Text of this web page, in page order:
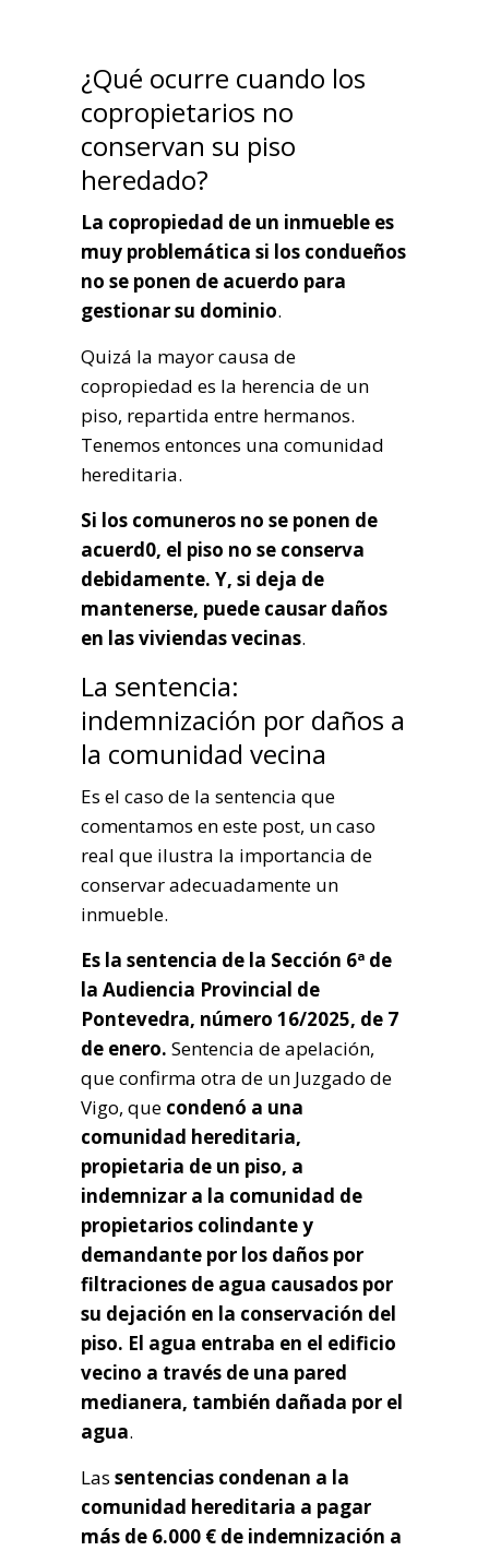
¿Qué ocurre cuando los
copropietarios no
conservan su piso
heredado?
La copropiedad de un inmueble es
muy problemática si los condueños
no se ponen de acuerdo para
gestionar su dominio.
Quizá la mayor causa de
copropiedad es la herencia de un
piso, repartida entre hermanos.
Tenemos entonces una comunidad
hereditaria.
Si los comuneros no se ponen de
acuerd0, el piso no se conserva
debidamente. Y, si deja de
mantenerse, puede causar daños
en las viviendas vecinas.
La sentencia:
indemnización por daños a
la comunidad vecina
Es el caso de la sentencia que
comentamos en este post, un caso
real que ilustra la importancia de
conservar adecuadamente un
inmueble.
Es la sentencia de la Sección 6ª de
la Audiencia Provincial de
Pontevedra, número 16/2025, de 7
de enero. Sentencia de apelación,
que confirma otra de un Juzgado de
Vigo, que condenó a una
comunidad hereditaria,
propietaria de un piso, a
indemnizar a la comunidad de
propietarios colindante y
demandante por los daños por
filtraciones de agua causados por
su dejación en la conservación del
piso. El agua entraba en el edificio
vecino a través de una pared
medianera, también dañada por el
agua.
Las sentencias condenan a la
comunidad hereditaria a pagar
más de 6.000 € de indemnización a